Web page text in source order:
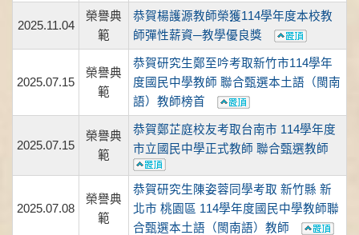
2025.11.04
榮譽典
範
恭賀楊護源教師榮獲114學年度本校教
師彈性薪資─教學優良獎
2025.07.15
榮譽典
範
恭賀研究生鄭至吟考取新竹市114學年
度國民中學教師 聯合甄選本土語（閩南
語）教師榜首
2025.07.15
榮譽典
範
恭賀鄭芷庭校友考取台南市 114學年度
市立國民中學正式教師 聯合甄選教師
2025.07.08
榮譽典
範
恭賀研究生陳姿蓉同學考取 新竹縣 新
北市 桃園區 114學年度國民中學教師聯
合甄選本土語（閩南語）教師